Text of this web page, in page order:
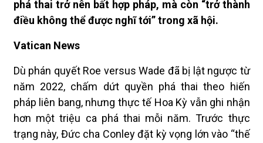
phá thai trở nên bất hợp pháp, mà còn “trở thành
điều không thể được nghĩ tới” trong xã hội.
Vatican News
Dù phán quyết Roe versus Wade đã bị lật ngược từ
năm 2022, chấm dứt quyền phá thai theo hiến
pháp liên bang, nhưng thực tế Hoa Kỳ vẫn ghi nhận
hơn một triệu ca phá thai mỗi năm. Trước thực
trạng này, Đức cha Conley đặt kỳ vọng lớn vào “thế